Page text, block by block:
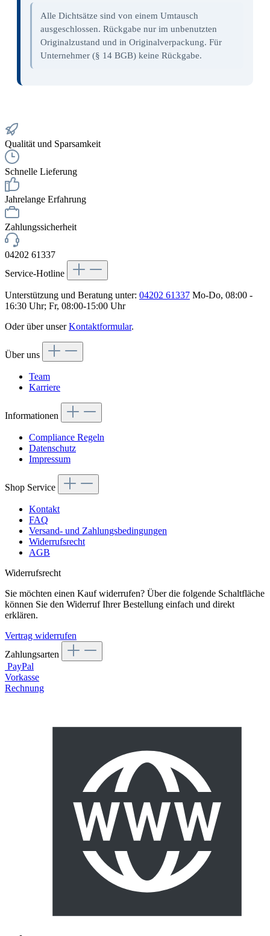
Alle Dichtsätze sind von einem Umtausch
ausgeschlossen. Rückgabe nur im unbenutzten
Originalzustand und in Originalverpackung. Für
Unternehmer (§ 14 BGB) keine Rückgabe.
Qualität und Sparsamkeit
Schnelle Lieferung
Jahrelange Erfahrung
Zahlungssicherheit
04202 61337
Service-Hotline
Unterstützung und Beratung unter: 04202 61337 Mo-Do, 08:00 -
16:30 Uhr; Fr, 08:00-15:00 Uhr
Oder über unserKontaktformular.
Über uns
Team
Karriere
Informationen
Compliance Regeln
Datenschutz
Impressum
Shop Service
Kontakt
FAQ
Versand- und Zahlungsbedingungen
Widerrufsrecht
AGB
Widerrufsrecht
Sie möchten einen Kauf widerrufen? Über die folgende Schaltfläche
können Sie den Widerruf Ihrer Bestellung einfach und direkt
erklären.
Vertrag widerrufen
Zahlungsarten
PayPal
Vorkasse
Rechnung